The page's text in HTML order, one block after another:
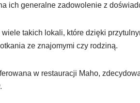
ich generalne zadowolenie z
takich lokali, które dzięki
ze znajomymi czy rodziną.
w restauracji Maho,